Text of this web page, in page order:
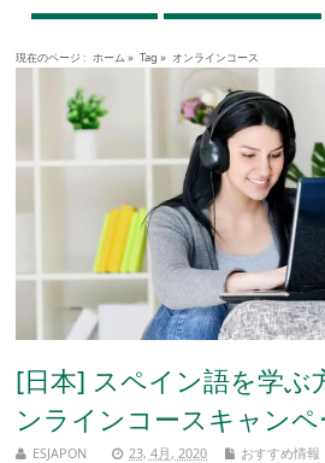
現在のページ : ホーム » Tag » オンラインコース
[日本] スペイン語を学ぶ
ンラインコースキャンペ
ESJAPON 23, 4月, 2020 おすすめ情報